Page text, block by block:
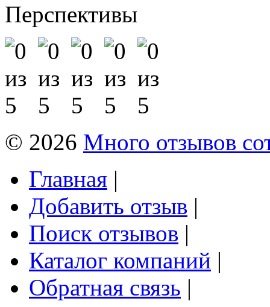
Перспективы
© 2026 Много отзывов
Главная |
Добавить отзыв |
Поиск отзывов |
Каталог компаний |
Обратная связь |